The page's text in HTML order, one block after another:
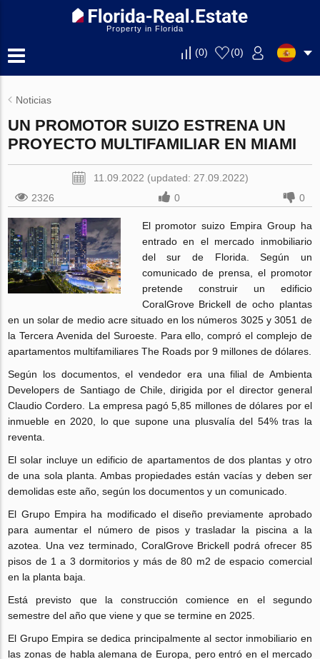
Property in Florida
(0) (0)
Noticias
UN PROMOTOR SUIZO ESTRENA UN
PROYECTO MULTIFAMILIAR EN MIAMI
11.09.2022 (updated: 27.09.2022)
2326
0 0
El promotor suizo Empira Group ha
entrado en el mercado inmobiliario
del sur de Florida. Según un
comunicado de prensa, el promotor
pretende construir un edificio
CoralGrove Brickell de ocho plantas
en un solar de medio acre situado en los números 3025 y 3051 de
la Tercera Avenida del Suroeste. Para ello, compró el complejo de
apartamentos multifamiliares The Roads por 9 millones de dólares.
Según los documentos, el vendedor era una filial de Ambienta
Developers de Santiago de Chile, dirigida por el director general
Claudio Cordero. La empresa pagó 5,85 millones de dólares por el
inmueble en 2020, lo que supone una plusvalía del 54% tras la
reventa.
El solar incluye un edificio de apartamentos de dos plantas y otro
de una sola planta. Ambas propiedades están vacías y deben ser
demolidas este año, según los documentos y un comunicado.
El Grupo Empira ha modificado el diseño previamente aprobado
para aumentar el número de pisos y trasladar la piscina a la
azotea. Una vez terminado, CoralGrove Brickell podrá ofrecer 85
pisos de 1 a 3 dormitorios y más de 80 m2 de espacio comercial
en la planta baja.
Está previsto que la construcción comience en el segundo
semestre del año que viene y que se termine en 2025.
El Grupo Empira se dedica principalmente al sector inmobiliario en
las zonas de habla alemana de Europa, pero entró en el mercado